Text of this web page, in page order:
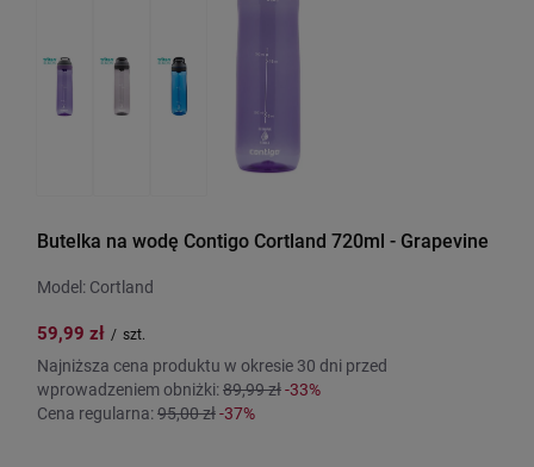
Butelka na wodę Contigo Cortland 720ml - Grapevine
Model: Cortland
59,99 zł / szt.
Najniższa cena produktu w okresie 30 dni przed
wprowadzeniem obniżki:89,99 zł-33%
Cena regularna:95,00 zł-37%